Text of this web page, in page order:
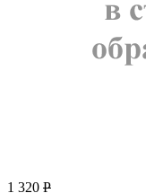
1 320 Р